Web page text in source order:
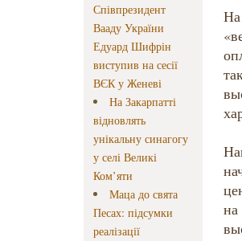
Співпрезидент
Вааду України
Едуард Шифрін
виступив на сесії
ВЄК у Женеві
На Закарпатті
відновлять
унікальну синагогу
у селі Великі
Ком’яти
Маца до свята
Песах: підсумки
реалізації
на